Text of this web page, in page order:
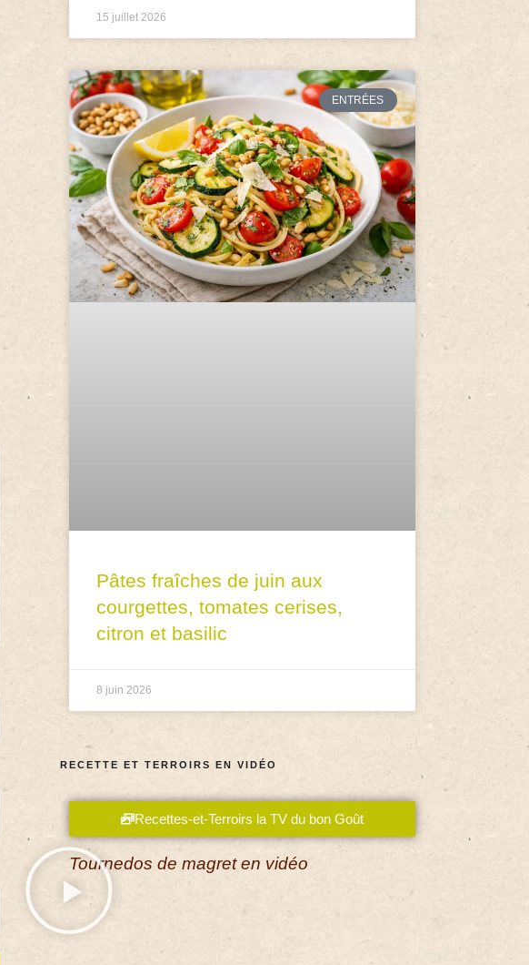
15 juillet 2026
ENTRÉES
Pâtes fraîches de juin aux
courgettes, tomates cerises,
citron et basilic
8 juin 2026
RECETTE ET TERROIRS EN VIDÉO
Recettes-et-Terroirs la TV du bon Goût
Tournedos de magret en vidéo